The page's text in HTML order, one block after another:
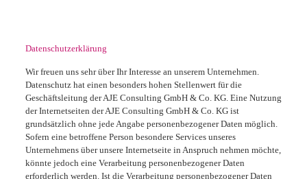
Datenschutzerklärung
Wir freuen uns sehr über Ihr Interesse an unserem Unternehmen.
Datenschutz hat einen besonders hohen Stellenwert für die
Geschäftsleitung der AJE Consulting GmbH & Co. KG. Eine Nutzung
der Internetseiten der AJE Consulting GmbH & Co. KG ist
grundsätzlich ohne jede Angabe personenbezogener Daten möglich.
Sofern eine betroffene Person besondere Services unseres
Unternehmens über unsere Internetseite in Anspruch nehmen möchte,
könnte jedoch eine Verarbeitung personenbezogener Daten
erforderlich werden. Ist die Verarbeitung personenbezogener Daten